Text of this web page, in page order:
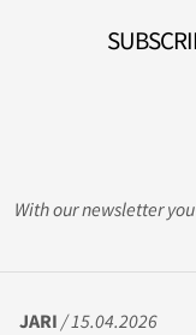
With our newsletter
JARI / 15.04.2026